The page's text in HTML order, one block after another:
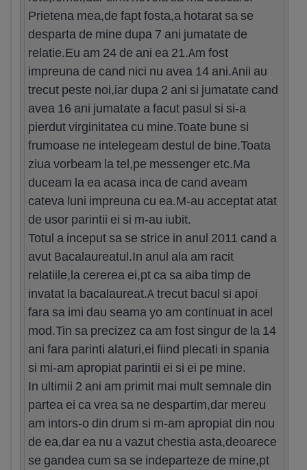
Prietena mea,de fapt fosta,a hotarat sa se
desparta de mine dupa 7 ani jumatate de
relatie.Eu am 24 de ani ea 21.Am fost
impreuna de cand nici nu avea 14 ani.Anii au
trecut peste noi,iar dupa 2 ani si jumatate cand
avea 16 ani jumatate a facut pasul si si-a
pierdut virginitatea cu mine.Toate bune si
frumoase ne intelegeam destul de bine.Toata
ziua vorbeam la tel,pe messenger etc.Ma
duceam la ea acasa inca de cand aveam
cateva luni impreuna cu ea.M-au acceptat atat
de usor parintii ei si m-au iubit.
Totul a inceput sa se strice in anul 2011 cand a
avut Bacalaureatul.In anul ala am racit
relatiile,la cererea ei,pt ca sa aiba timp de
invatat la bacalaureat.A trecut bacul si apoi
fara sa imi dau seama yo am continuat in acel
mod.Tin sa precizez ca am fost singur de la 14
ani fara parinti alaturi,ei fiind plecati in spania
si mi-am apropiat parintii ei si ei pe mine.
In ultimii 2 ani am primit mai mult semnale din
partea ei ca vrea sa ne despartim,dar mereu
am intors-o din drum si m-am apropiat din nou
de ea,dar ea nu a vazut chestia asta,deoarece
se gandea cum sa se indeparteze de mine,pt